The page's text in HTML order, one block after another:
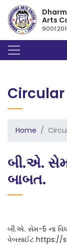
Arts
Circular
Home
બી.એ.
બાબત.
બી.એ. સેમ-5 ના
વેબસાઈટ https://